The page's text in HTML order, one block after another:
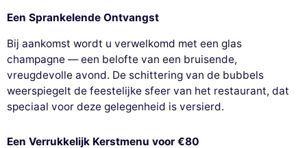
Een Sprankelende Ontvangst
Bij aankomst wordt u verwelkomd met een glas
champagne — een belofte van een bruisende,
vreugdevolle avond. De schittering van de bubbels
weerspiegelt de feestelijke sfeer van het restaurant, dat
speciaal voor deze gelegenheid is versierd.
Een Verrukkelijk Kerstmenu voor €80